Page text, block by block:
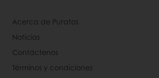
Acerca de Puratos
Noticias
Contáctenos
Términos y condiciones